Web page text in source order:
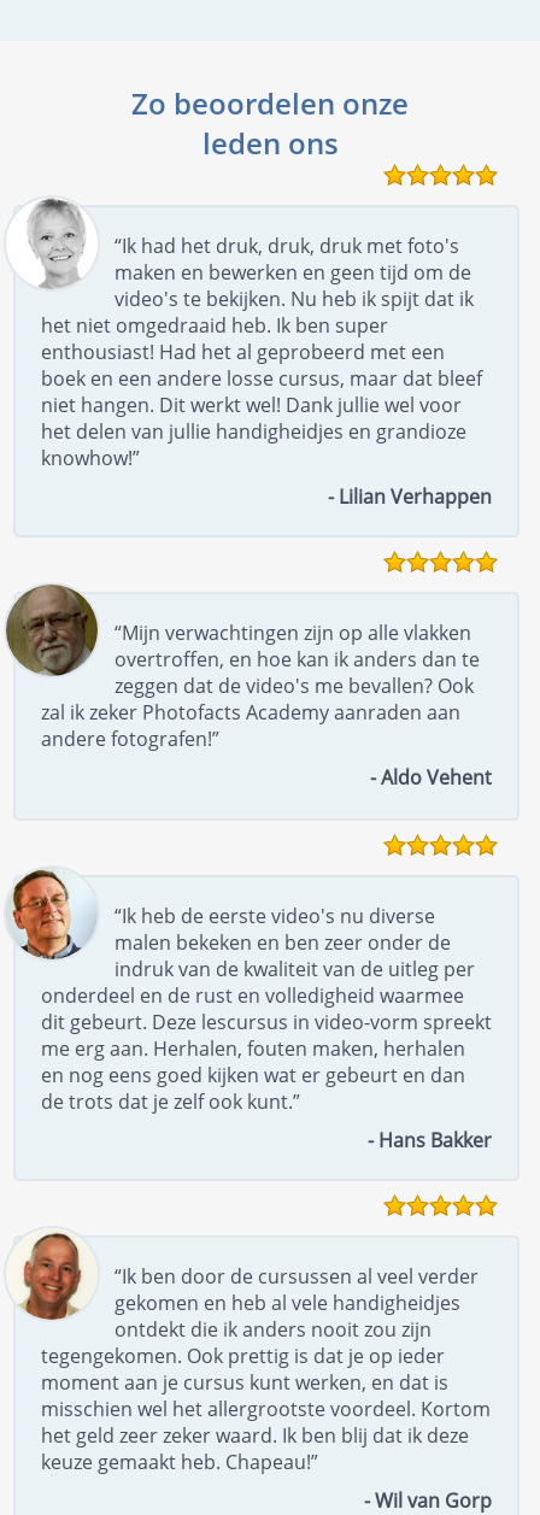
Zo beoordelen onze
leden ons
“Ik had het druk, druk, druk met foto's
maken en bewerken en geen tijd om de
video's te bekijken. Nu heb ik spijt dat ik
het niet omgedraaid heb. Ik ben super
enthousiast! Had het al geprobeerd met een
boek en een andere losse cursus, maar dat bleef
niet hangen. Dit werkt wel! Dank jullie wel voor
het delen van jullie handigheidjes en grandioze
knowhow!”
- Lilian Verhappen
“Mijn verwachtingen zijn op alle vlakken
overtroffen, en hoe kan ik anders dan te
zeggen dat de video's me bevallen? Ook
zal ik zeker Photofacts Academy aanraden aan
andere fotografen!”
- Aldo Vehent
“Ik heb de eerste video's nu diverse
malen bekeken en ben zeer onder de
indruk van de kwaliteit van de uitleg per
onderdeel en de rust en volledigheid waarmee
dit gebeurt. Deze lescursus in video-vorm spreekt
me erg aan. Herhalen, fouten maken, herhalen
en nog eens goed kijken wat er gebeurt en dan
de trots dat je zelf ook kunt.”
- Hans Bakker
“Ik ben door de cursussen al veel verder
gekomen en heb al vele handigheidjes
ontdekt die ik anders nooit zou zijn
tegengekomen. Ook prettig is dat je op ieder
moment aan je cursus kunt werken, en dat is
misschien wel het allergrootste voordeel. Kortom
het geld zeer zeker waard. Ik ben blij dat ik deze
keuze gemaakt heb. Chapeau!”
- Wil van Gorp